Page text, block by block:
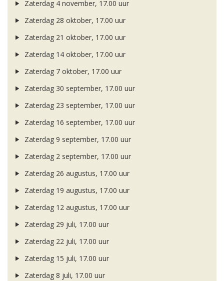
Zaterdag 4 november, 17.00 uur
Zaterdag 28 oktober, 17.00 uur
Zaterdag 21 oktober, 17.00 uur
Zaterdag 14 oktober, 17.00 uur
Zaterdag 7 oktober, 17.00 uur
Zaterdag 30 september, 17.00 uur
Zaterdag 23 september, 17.00 uur
Zaterdag 16 september, 17.00 uur
Zaterdag 9 september, 17.00 uur
Zaterdag 2 september, 17.00 uur
Zaterdag 26 augustus, 17.00 uur
Zaterdag 19 augustus, 17.00 uur
Zaterdag 12 augustus, 17.00 uur
Zaterdag 29 juli, 17.00 uur
Zaterdag 22 juli, 17.00 uur
Zaterdag 15 juli, 17.00 uur
Zaterdag 8 juli, 17.00 uur